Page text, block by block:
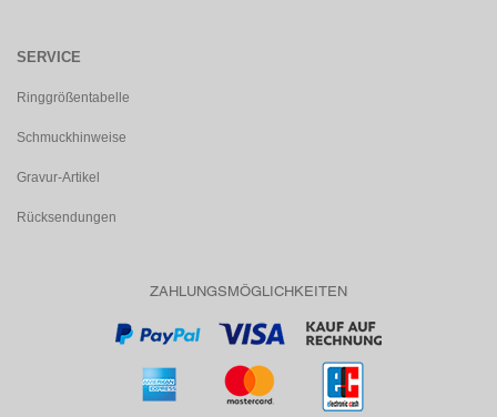
SERVICE
Ringgrößentabelle
Schmuckhinweise
Gravur-Artikel
Rücksendungen
ZAHLUNGSMÖGLICHKEITEN